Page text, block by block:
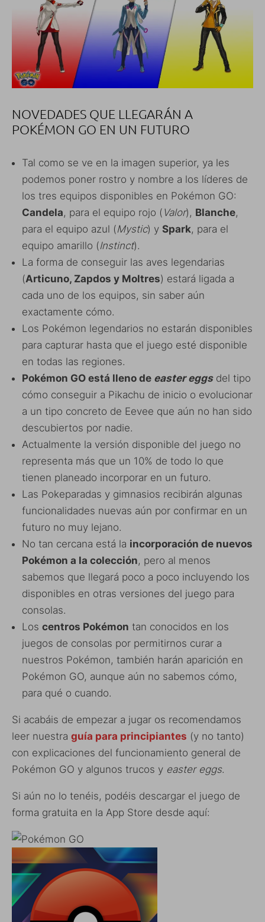
NOVEDADES QUE LLEGARÁN A
POKÉMON GO EN UN FUTURO
Tal como se ve en la imagen superior, ya les
podemos poner rostro y nombre a los líderes de
los tres equipos disponibles en Pokémon GO:
Candela, para el equipo rojo ( Valor), Blanche,
para el equipo azul (Mystic) y Spark, para el
equipo amarillo (Instinct).
La forma de conseguir las aves legendarias
(Articuno, Zapdos y Moltres) estará ligada a
cada uno de los equipos, sin saber aún
exactamente cómo.
Los Pokémon legendarios no estarán disponibles
para capturar hasta que el juego esté disponible
en todas las regiones.
Pokémon GO está lleno de easter eggsdel tipo
cómo conseguir a Pikachu de inicio o evolucionar
a un tipo concreto de Eevee que aún no han sido
descubiertos por nadie.
Actualmente la versión disponible del juego no
representa más que un 10% de todo lo que
tienen planeado incorporar en un futuro.
Las Pokeparadas y gimnasios recibirán algunas
funcionalidades nuevas aún por confirmar en un
futuro no muy lejano.
No tan cercana está la incorporación de nuevos
Pokémon a la colección, pero al menos
sabemos que llegará poco a poco incluyendo los
disponibles en otras versiones del juego para
consolas.
Los centros Pokémon tan conocidos en los
juegos de consolas por permitirnos curar a
nuestros Pokémon, también harán aparición en
Pokémon GO, aunque aún no sabemos cómo,
para qué o cuando.
Si acabáis de empezar a jugar os recomendamos
leer nuestra guía para principiantes (y no tanto)
con explicaciones del funcionamiento general de
Pokémon GO y algunos trucos y easter eggs.
Si aún no lo tenéis, podéis descargar el juego de
forma gratuita en la App Store desde aquí: